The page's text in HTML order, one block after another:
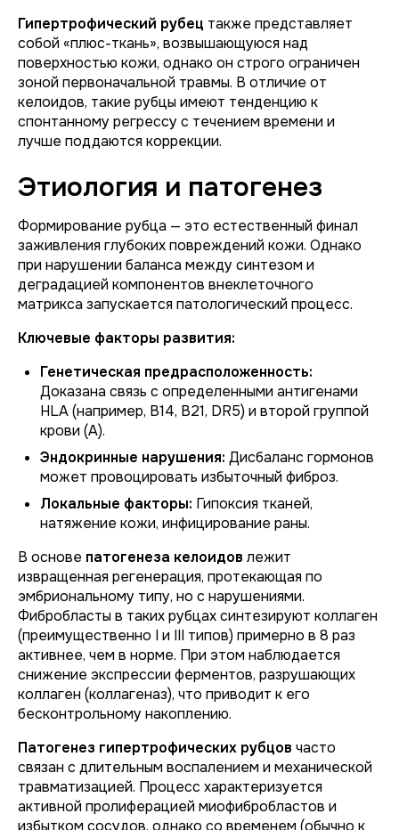
Гипертрофический рубец также представляет
собой «плюс-ткань», возвышающуюся над
поверхностью кожи, однако он строго ограничен
зоной первоначальной травмы. В отличие от
келоидов, такие рубцы имеют тенденцию к
спонтанному регрессу с течением времени и
лучше поддаются коррекции.
Этиология и патогенез
Формирование рубца — это естественный финал
заживления глубоких повреждений кожи. Однако
при нарушении баланса между синтезом и
деградацией компонентов внеклеточного
матрикса запускается патологический процесс.
Ключевые факторы развития:
Генетическая предрасположенность:
Доказана связь с определенными антигенами
HLA (например, B14, B21, DR5) и второй группой
крови (A).
Эндокринные нарушения: Дисбаланс гормонов
может провоцировать избыточный фиброз.
Локальные факторы: Гипоксия тканей,
натяжение кожи, инфицирование раны.
В основе патогенеза келоидов лежит
извращенная регенерация, протекающая по
эмбриональному типу, но с нарушениями.
Фибробласты в таких рубцах синтезируют коллаген
(преимущественно I и III типов) примерно в 8 раз
активнее, чем в норме. При этом наблюдается
снижение экспрессии ферментов, разрушающих
коллаген (коллагеназ), что приводит к его
бесконтрольному накоплению.
Патогенез гипертрофических рубцов часто
связан с длительным воспалением и механической
травматизацией. Процесс характеризуется
активной пролиферацией миофибробластов и
избытком сосудов, однако со временем (обычно к